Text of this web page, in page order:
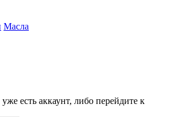
Масла
есть аккаунт, либо перейдите к